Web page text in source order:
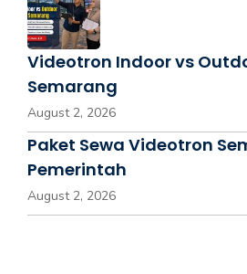
Videotron Indoor vs
Semarang
August 2, 2026
Paket Sewa Videotron
Pemerintah
August 2, 2026